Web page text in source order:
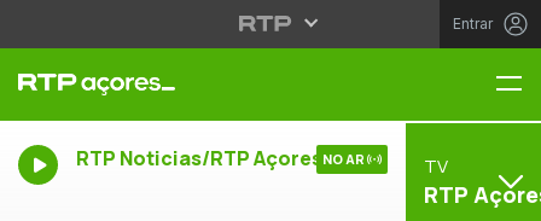
Entrar
RTP Noticias/RTP Açores NO AR TV
RTP